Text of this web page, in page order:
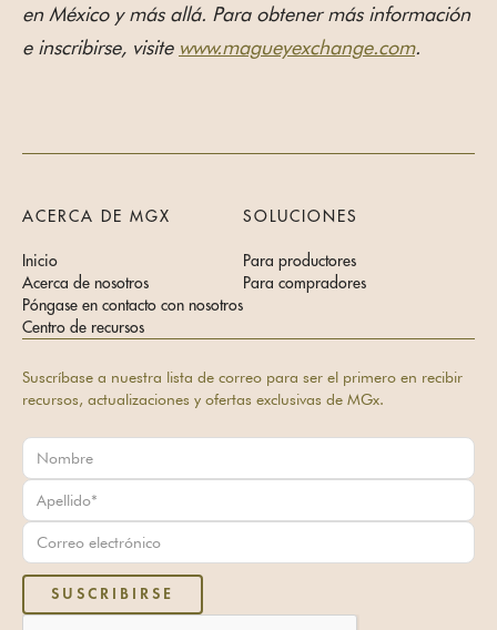
en México y más allá. Para obtener más información
e inscribirse, visite www.magueyexchange.com.
ACERCA DE MGX
Inicio
Acerca de nosotros
Póngase en contacto con nosotros
Centro de recursos
SOLUCIONES
Para productores
Para compradores
Suscríbase a nuestra lista de correo para ser el primero en recibir
recursos, actualizaciones y ofertas exclusivas de MGx.